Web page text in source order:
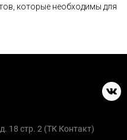
которые необходимы для
18 стр. 2 (ТК Контакт)